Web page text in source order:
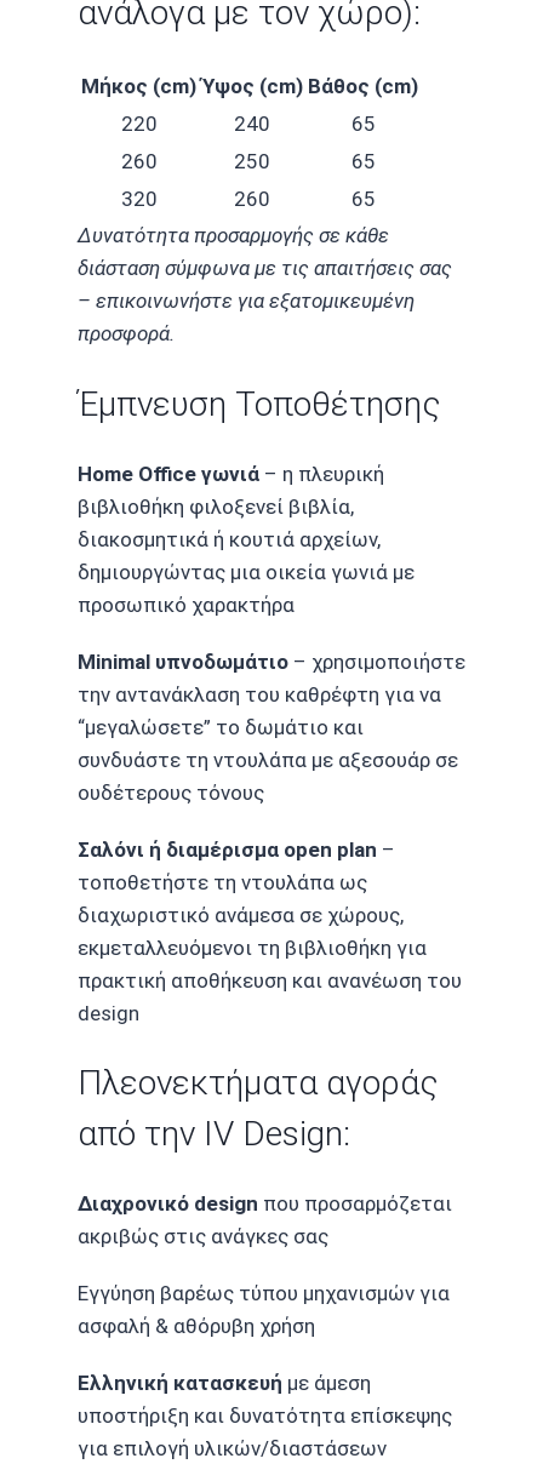
ανάλογα με τον χώρο):
Μήκος (cm) Ύψος (cm) Βάθος (cm)
220
240
65
260
250
65
320
260
65
Δυνατότητα προσαρμογής σε κάθε
διάσταση σύμφωνα με τις απαιτήσεις σας
– επικοινωνήστε για εξατομικευμένη
προσφορά.
Έμπνευση Τοποθέτησης
Home Office γωνιά – η πλευρική
βιβλιοθήκη φιλοξενεί βιβλία,
διακοσμητικά ή κουτιά αρχείων,
δημιουργώντας μια οικεία γωνιά με
προσωπικό χαρακτήρα
Minimal υπνοδωμάτιο – χρησιμοποιήστε
την αντανάκλαση του καθρέφτη για να
“μεγαλώσετε” το δωμάτιο και
συνδυάστε τη ντουλάπα με αξεσουάρ σε
ουδέτερους τόνους
Σαλόνι ή διαμέρισμα open plan –
τοποθετήστε τη ντουλάπα ως
διαχωριστικό ανάμεσα σε χώρους,
εκμεταλλευόμενοι τη βιβλιοθήκη για
πρακτική αποθήκευση και ανανέωση του
design
Πλεονεκτήματα αγοράς
από την IV Design:
Διαχρονικό design που προσαρμόζεται
ακριβώς στις ανάγκες σας
Εγγύηση βαρέως τύπου μηχανισμών για
ασφαλή & αθόρυβη χρήση
Ελληνική κατασκευή με άμεση
υποστήριξη και δυνατότητα επίσκεψης
για επιλογή υλικών/διαστάσεων